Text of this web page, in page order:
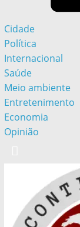
Cidade
Política
Internacional
Saúde
Meio ambiente
Entretenimento
Economia
Opinião